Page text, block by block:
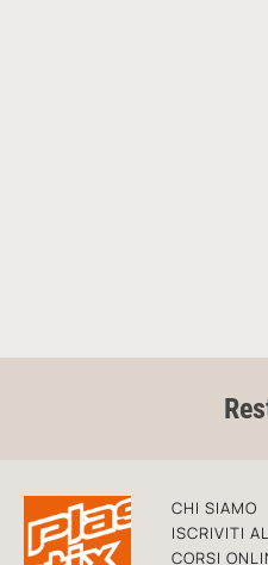
CHI SIAMO
ISCRIVITI
CORSI